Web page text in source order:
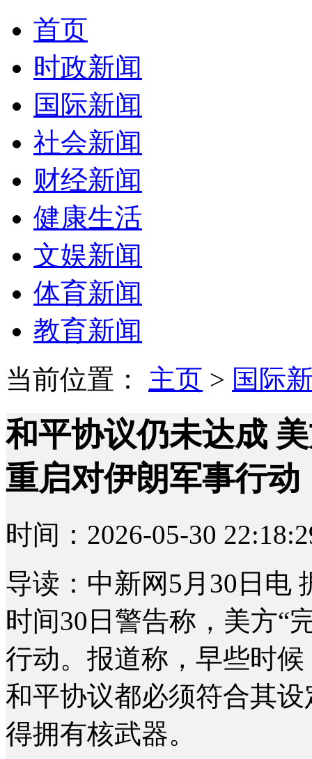
首页
时政新闻
国际新闻
社会新闻
财经新闻
健康生活
文娱新闻
体育新闻
教育新闻
当前位置： 主页 > 国际
和平协议仍未达成
重启对伊朗军事行动
时间：2026-05-30
导读：中新网5月30日电
时间30日警告称，美方“
行动。报道称，早些时
和平协议都必须符合其
得拥有核武器。